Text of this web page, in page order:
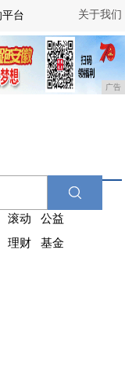
关于我们
台
广告
滚动
公益
理财
基金